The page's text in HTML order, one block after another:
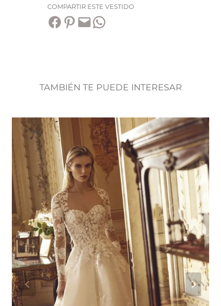
COMPARTIR ESTE VESTIDO
Compartir en Facebook Compartir en Pinterest Envía esta página por correo electrónico Compartir en WhatsApp
TAMBIÉN TE PUEDE INTERESAR